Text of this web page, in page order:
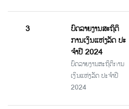
3
ບົດລາຍງານສະຖິຕິ
ການເງິນແຫ່ງລັດ ປະ
ຈໍາປີ 2024
ບົດລາຍງານສະຖິຕິການ
ເງິນແຫ່ງລັດ ປະຈໍາປີ
2024